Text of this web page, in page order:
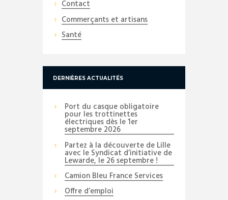
Contact
Commerçants et artisans
Santé
DERNIÈRES ACTUALITÉS
Port du casque obligatoire
pour les trottinettes
électriques dès le 1er
septembre 2026
Partez à la découverte de Lille
avec le Syndicat d’initiative de
Lewarde, le 26 septembre !
Camion Bleu France Services
Offre d’emploi